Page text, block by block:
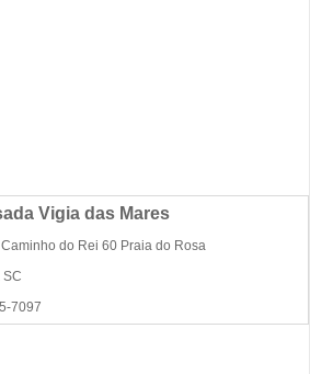
Vigia das Mares
do Rei 60 Praia do Rosa
SC
7097